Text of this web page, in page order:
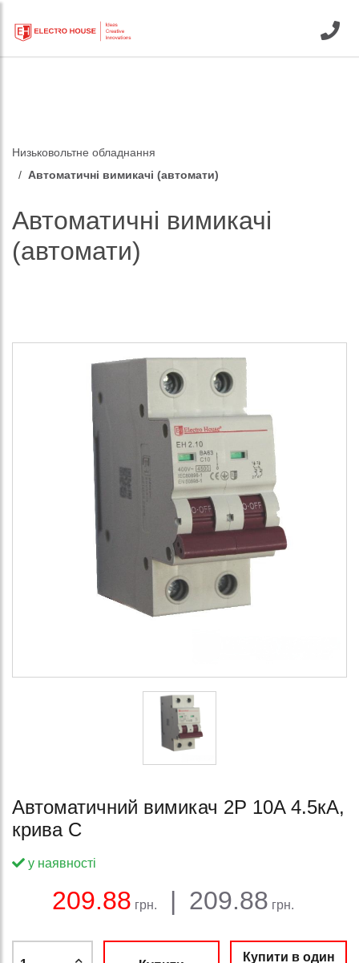
Низьковольтне обладнання
Автоматичні вимикачі (автомати)
Автоматичні вимикачі
(автомати)
Автоматичний вимикач 2Р 10A 4.5кА,
крива C
Баланс:
у наявності
209.88 грн. | 209.88 грн.
Купити в один